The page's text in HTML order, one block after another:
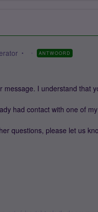
ANTWOORD
message. I understand that
had contact with one of
questions, please let us